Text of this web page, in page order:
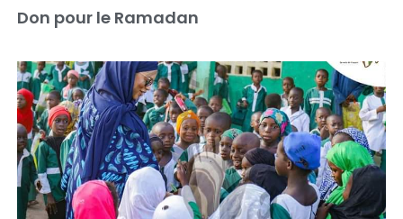
Don pour le Ramadan